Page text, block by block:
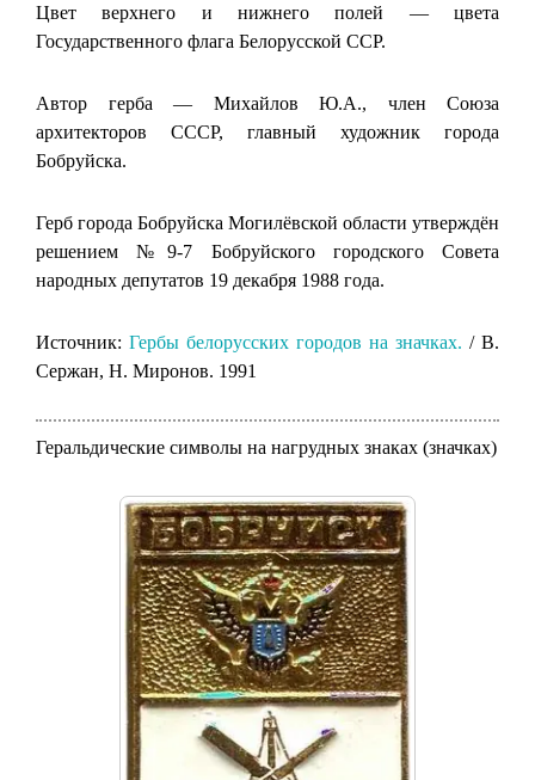
Цвет верхнего и нижнего полей — цвета
Государственного флага Белорусской ССР.
Автор герба — Михайлов Ю.А., член Союза
архитекторов СССР, главный художник города
Бобруйска.
Герб города Бобруйска Могилёвской области утверждён
решением №9-7 Бобруйского городского Совета
народных депутатов 19 декабря 1988 года.
Источник: Гербы белорусских городов на значках. / В.
Сержан, Н. Миронов. 1991
Геральдические символы на нагрудных знаках (значках)